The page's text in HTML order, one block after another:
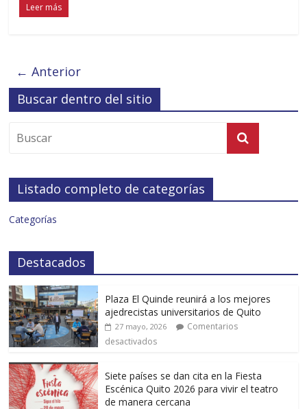
Leer más
← Anterior
Buscar dentro del sitio
Listado completo de categorías
Categorías
Destacados
Plaza El Quinde reunirá a los mejores
ajedrecistas universitarios de Quito
27 mayo, 2026
Comentarios
desactivados
Siete países se dan cita en la Fiesta
Escénica Quito 2026 para vivir el teatro
de manera cercana